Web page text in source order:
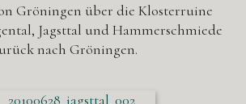
Gröningen über die Klosterruine
Jagsttal und Hammerschmiede
nach Gröningen.